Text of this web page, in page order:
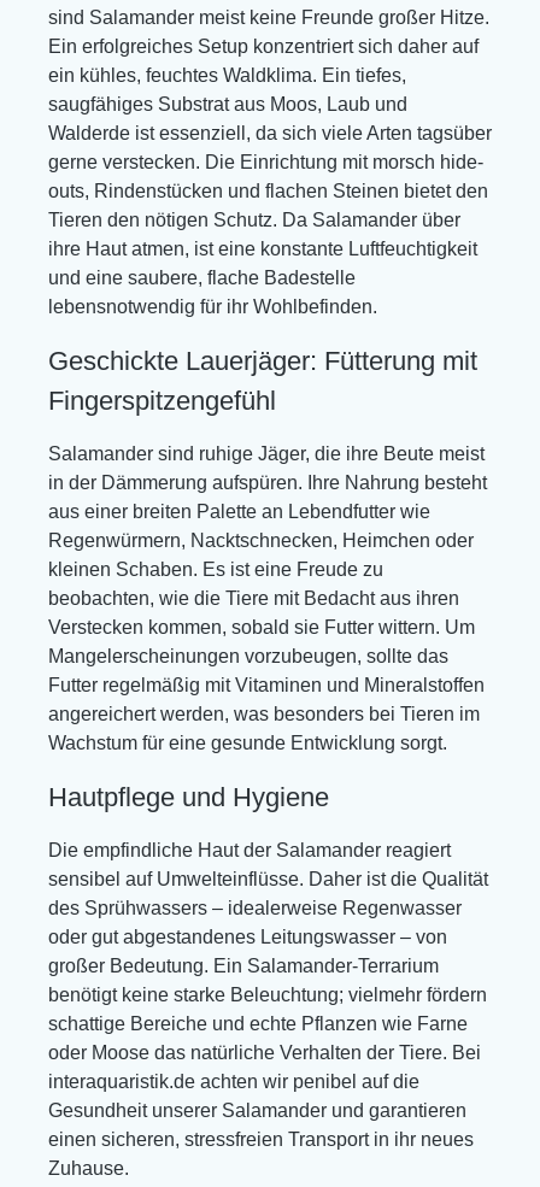
sind Salamander meist keine Freunde großer Hitze.
Ein erfolgreiches Setup konzentriert sich daher auf
ein kühles, feuchtes Waldklima. Ein tiefes,
saugfähiges Substrat aus Moos, Laub und
Walderde ist essenziell, da sich viele Arten tagsüber
gerne verstecken. Die Einrichtung mit morsch hide-
outs, Rindenstücken und flachen Steinen bietet den
Tieren den nötigen Schutz. Da Salamander über
ihre Haut atmen, ist eine konstante Luftfeuchtigkeit
und eine saubere, flache Badestelle
lebensnotwendig für ihr Wohlbefinden.
Geschickte Lauerjäger: Fütterung mit
Fingerspitzengefühl
Salamander sind ruhige Jäger, die ihre Beute meist
in der Dämmerung aufspüren. Ihre Nahrung besteht
aus einer breiten Palette an Lebendfutter wie
Regenwürmern, Nacktschnecken, Heimchen oder
kleinen Schaben. Es ist eine Freude zu
beobachten, wie die Tiere mit Bedacht aus ihren
Verstecken kommen, sobald sie Futter wittern. Um
Mangelerscheinungen vorzubeugen, sollte das
Futter regelmäßig mit Vitaminen und Mineralstoffen
angereichert werden, was besonders bei Tieren im
Wachstum für eine gesunde Entwicklung sorgt.
Hautpflege und Hygiene
Die empfindliche Haut der Salamander reagiert
sensibel auf Umwelteinflüsse. Daher ist die Qualität
des Sprühwassers – idealerweise Regenwasser
oder gut abgestandenes Leitungswasser – von
großer Bedeutung. Ein Salamander-Terrarium
benötigt keine starke Beleuchtung; vielmehr fördern
schattige Bereiche und echte Pflanzen wie Farne
oder Moose das natürliche Verhalten der Tiere. Bei
interaquaristik.de achten wir penibel auf die
Gesundheit unserer Salamander und garantieren
einen sicheren, stressfreien Transport in ihr neues
Zuhause.